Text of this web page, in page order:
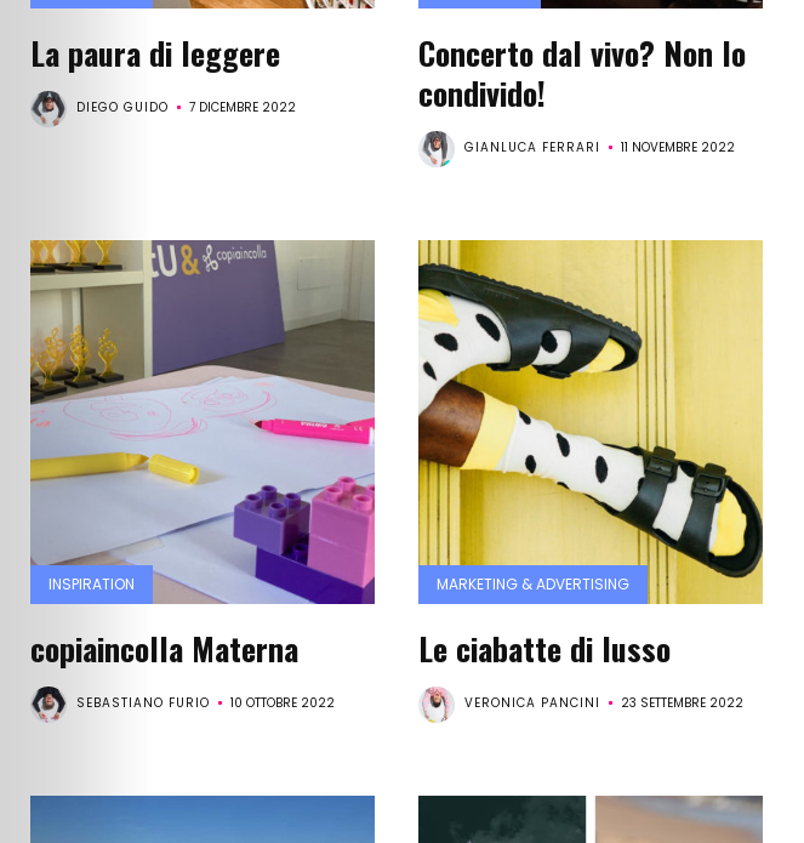
blog
categorie
autori
scopri
copiaincolla
Cerca
La paura di leggere
DIEGO GUIDO 7 DICEMBRE 2022
Concerto dal vivo? Non lo
condivido!
GIANLUCA FERRARI 11 NOVEMBRE 2022
INSPIRATION
copiaincolla Materna
SEBASTIANO FURIO 10 OTTOBRE 2022
MARKETING & ADVERTISING
Le ciabatte di lusso
VERONICA PANCINI 23 SETTEMBRE 2022